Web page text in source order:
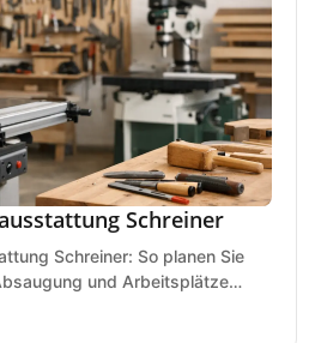
Schreiner
Schreiner: So planen Sie
und Arbeitsplätze